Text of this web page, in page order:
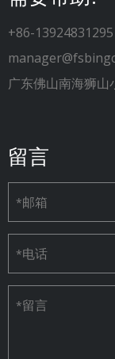
+86-13924831295
广东佛山南海狮山
留言
*邮箱
*电话
*留言